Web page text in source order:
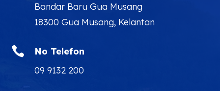
Bandar Baru Gua Musang
18300 Gua Musang, Kelantan

No Telefon
09 9132 200